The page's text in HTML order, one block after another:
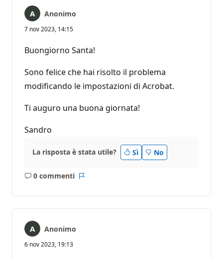
Anonimo
7 nov 2023, 14:15
Buongiorno Santa!
Sono felice che hai risolto il problema
modificando le impostazioni di Acrobat.
Ti auguro una buona giornata!
Sandro
La risposta è stata utile? Sì No
0 commenti
Nessun
Anonimo
6 nov 2023, 19:13